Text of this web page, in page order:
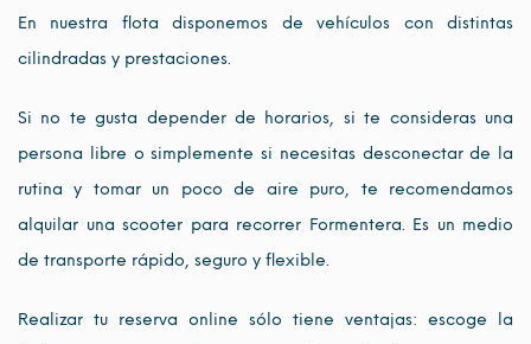
En nuestra flota disponemos de vehículos con distintas
cilindradas y prestaciones.
Si no te gusta depender de horarios, si te consideras una
persona libre o simplemente si necesitas desconectar de la
rutina y tomar un poco de aire puro, te recomendamos
alquilar una scooter para recorrer Formentera. Es un medio
de transporte rápido, seguro y flexible.
Realizar tu reserva online sólo tiene ventajas: escoge la